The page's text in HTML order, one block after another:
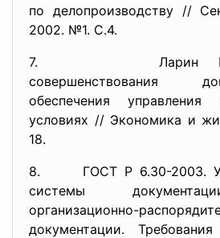
по делопроизводству //
2002. №1. С.4.
7. Ларин М.В.
совершенствования
обеспечения
условиях // Экономика и
18.
8. ГОСТ Р 6.30-2003.
системы
организационно-
документации.